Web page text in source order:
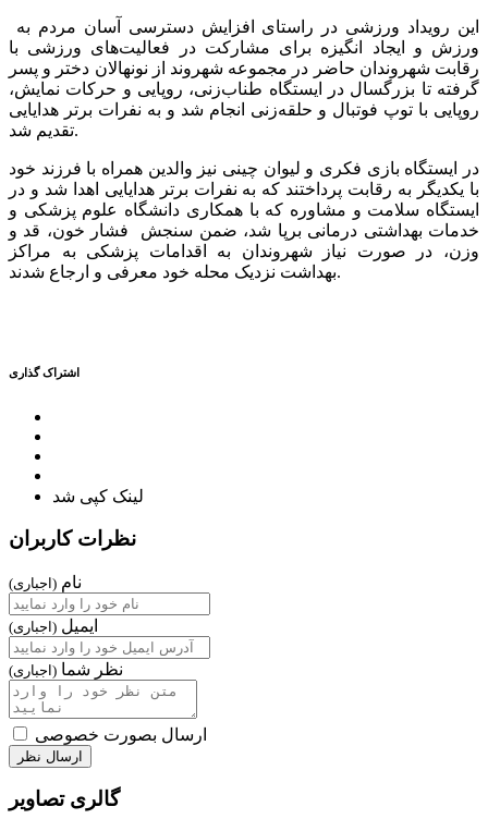
ورزش و ایجاد انگیزه برای مشارکت در فعالیت‌های ورزشی با
رقابت شهروندان حاضر در مجموعه شهروند از نونهالان دختر و پسر
گرفته تا بزرگسال در ایستگاه طناب‌زنی، روپایی و حرکات نمایش،
روپایی با توپ فوتبال و حلقه‌زنی انجام شد و به نفرات برتر هدایایی
تقدیم شد.
در ایستگاه بازی فکری و لیوان چینی نیز والدین همراه با فرزند خود
با یکدیگر به رقابت پرداختند که به نفرات برتر هدایایی اهدا شد و در
ایستگاه سلامت و مشاوره که با همکاری دانشگاه علوم پزشکی و
خدمات بهداشتی درمانی برپا شد، ضمن سنجش فشار خون، قد و
وزن، در صورت نیاز شهروندان به اقدامات پزشکی به مراکز
بهداشت نزدیک محله خود معرفی و ارجاع شدند.
اشتراک گذاری
لینک کپی شد
نظرات کاربران
نام (اجباری)
ایمیل (اجباری)
نظر شما (اجباری)
ارسال بصورت خصوصی
ارسال نظر
گالری تصاویر